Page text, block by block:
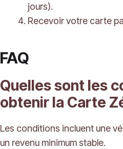
jours).
Recevoir votre carte
FAQ
Quelles sont les
obtenir la Carte
Les conditions incluent une
un revenu minimum stable.